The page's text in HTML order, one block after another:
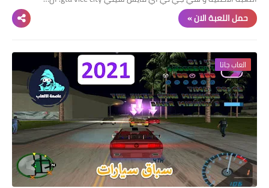
حمل اللعبة الان »
العاب جاتا